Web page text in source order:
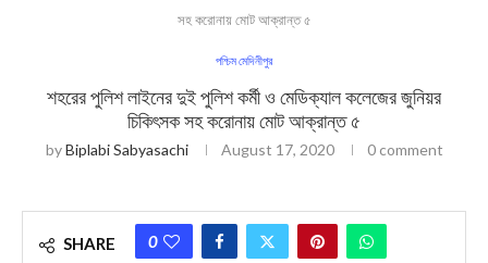
সহ করোনায় মোট আক্রান্ত ৫
পশ্চিম মেদিনীপুর
শহরের পুলিশ লাইনের দুই পুলিশ কর্মী ও মেডিক্যাল কলেজের জুনিয়র
চিকিৎসক সহ করোনায় মোট আক্রান্ত ৫
byBiplabi Sabyasachi August 17, 2020 0 comment
SHARE 0